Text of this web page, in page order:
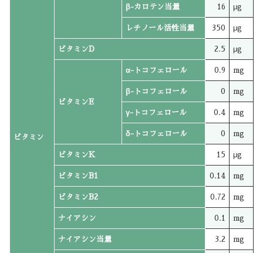
ビタミン
β-カロテン当量 16 μg
レチノール活性当量 350 μg
ビタミンD 2.5 μg
ビタミンE
α-トコフェロール 0.9 mg
β-トコフェロール 0 mg
γ-トコフェロール 0.4 mg
δ-トコフェロール 0 mg
ビタミンK 15 μg
ビタミンB1 0.14 mg
ビタミンB2 0.72 mg
ナイアシン 0.1 mg
ナイアシン当量 3.2 mg